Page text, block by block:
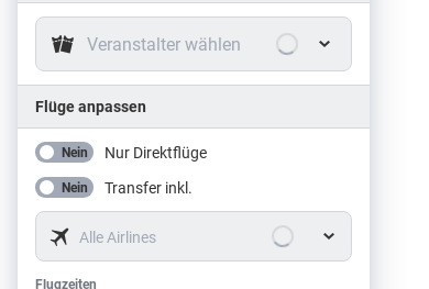
Veranstalter wählen
Flüge anpassen
Nein Nur Direktflüge
Nein Transfer inkl.
Alle Airlines
Flugzeiten
Flugzeiten